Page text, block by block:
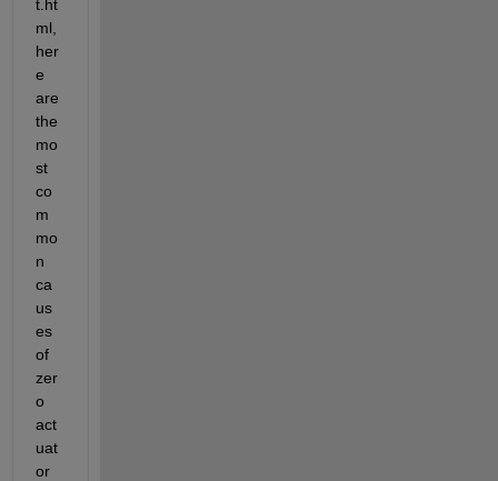
t.ht
ml,
her
e
are
the
mo
st
co
m
mo
n
ca
us
es
of
zer
o
act
uat
or